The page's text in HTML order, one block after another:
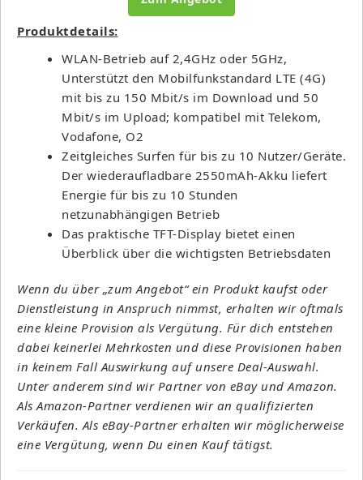
Produktdetails:
WLAN-Betrieb auf 2,4GHz oder 5GHz,
Unterstützt den Mobilfunkstandard LTE (4G)
mit bis zu 150 Mbit/s im Download und 50
Mbit/s im Upload; kompatibel mit Telekom,
Vodafone, O2
Zeitgleiches Surfen für bis zu 10 Nutzer/Geräte.
Der wiederaufladbare 2550mAh-Akku liefert
Energie für bis zu 10 Stunden
netzunabhängigen Betrieb
Das praktische TFT-Display bietet einen
Überblick über die wichtigsten Betriebsdaten
Wenn du über „zum Angebot“ ein Produkt kaufst oder
Dienstleistung in Anspruch nimmst, erhalten wir oftmals
eine kleine Provision als Vergütung. Für dich entstehen
dabei keinerlei Mehrkosten und diese Provisionen haben
in keinem Fall Auswirkung auf unsere Deal-Auswahl.
Unter anderem sind wir Partner von eBay und Amazon.
Als Amazon-Partner verdienen wir an qualifizierten
Verkäufen. Als eBay-Partner erhalten wir möglicherweise
eine Vergütung, wenn Du einen Kauf tätigst.